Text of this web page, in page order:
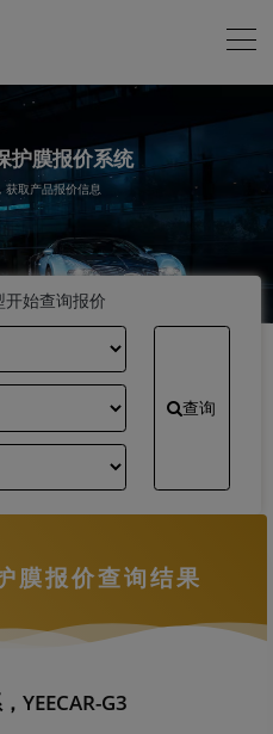
护膜报价系统
获取产品报价信息
始查询报价
查询
膜报价查询结果
YEECAR-G3